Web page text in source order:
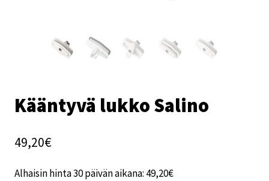
Kääntyvä lukko Salino
49,20€
Alhaisin hinta 30 päivän aikana: 49,20€